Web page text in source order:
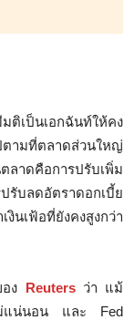
ติเป็นเอกฉันท์ให้คง
ตามที่ตลาดส่วนใหญ่
ลาดคือการปรับเพิ่ม
รับลดอัตราดอกเบี้ย
นเฟ้อที่ยังคงสูงกว่า
ง Reutersว่า แม้
ม่แน่นอน และ Fed